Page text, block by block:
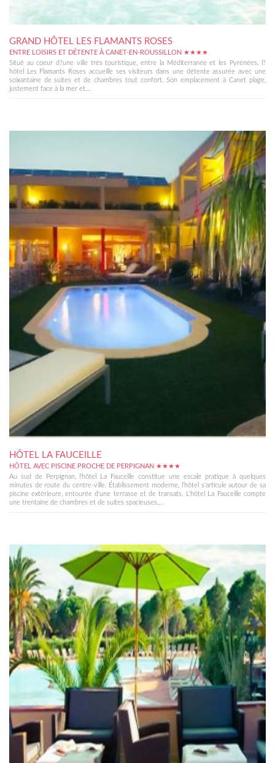
GRAND HÔTEL LES FLAMANTS ROSES
ENTRE LOISIRS ET DÉTENTE À CANET-EN-ROUSSILLON ★★★★
Situé au coeur d?une ville très touristique, entre la Méditerranée et les Pyrénées, l?
hôtel Les Flamants Roses accueille ses visiteurs dans une détente assurée avec une
soixantaine de suites et de chambres tout confort. Son emplacement à Canet plage,
justement face à la mer et...
HÔTEL LA FAUCEILLE
HÔTEL AVEC PISCINE PROCHE DE PERPIGNAN ★★★★
Au sud de Perpignan, l'hôtel La Fauceille constitue une escale pratique à quelques
minutes de route du centre-ville. Établissement moderne, l'hôtel s'articule autour de sa
piscine extérieure, entourée d'une terrasse et de transats. L'hôtel La Fauceille compte
une trentaine de chambres et de suites spacieuses,...